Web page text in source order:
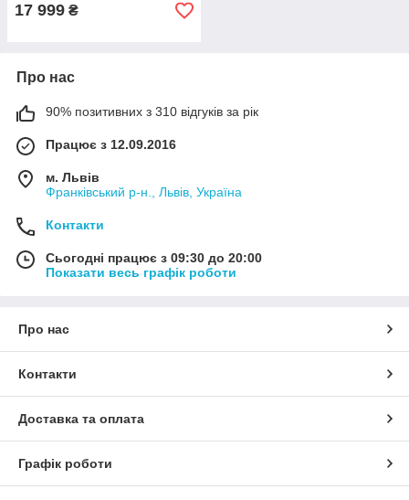
17 999 ₴
Про нас
90% позитивних з 310 відгуків за рік
Працює з 12.09.2016
м. Львів
Франківський р-н., Львів, Україна
Контакти
Сьогодні працює з 09:30 до 20:00
Показати весь графік роботи
Про нас
Контакти
Доставка та оплата
Графік роботи